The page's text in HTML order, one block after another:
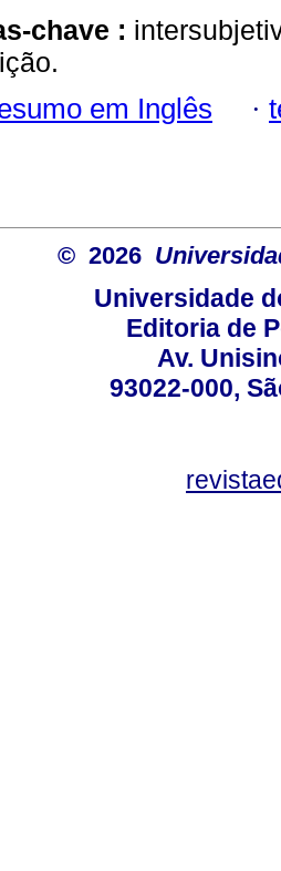
chave :
em Inglês ·
© 2026
Universidade
Editoria de
Av.
93022-000,